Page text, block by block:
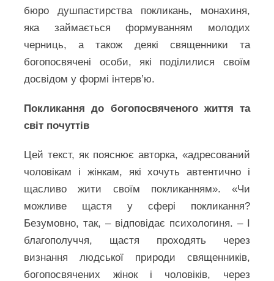
бюро душпастирства покликань, монахиня,
яка займається формуванням молодих
черниць, а також деякі священники та
богопосвячені особи, які поділилися своїм
досвідом у формі інтерв’ю.
Покликання до богопосвяченого життя та
світ почуттів
Цей текст, як пояснює авторка, «адресований
чоловікам і жінкам, які хочуть автентично і
щасливо жити своїм покликанням». «Чи
можливе щастя у сфері покликання?
Безумовно, так, – відповідає психологиня. – І
благополуччя, щастя проходять через
визнання людської природи священників,
богопосвячених жінок і чоловіків, через